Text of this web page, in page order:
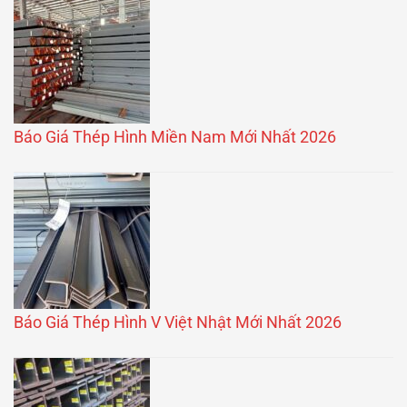
Báo Giá Thép Hình Miền Nam Mới Nhất 2026
Báo Giá Thép Hình V Việt Nhật Mới Nhất 2026